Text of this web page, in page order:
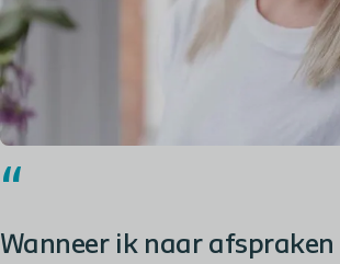
Wanneer ik naar